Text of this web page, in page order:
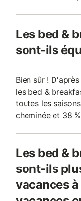
Les bed &
sont-ils
Bien sûr !
les bed &
toutes les
cheminée et 38
Les bed &
sont-ils
vacances